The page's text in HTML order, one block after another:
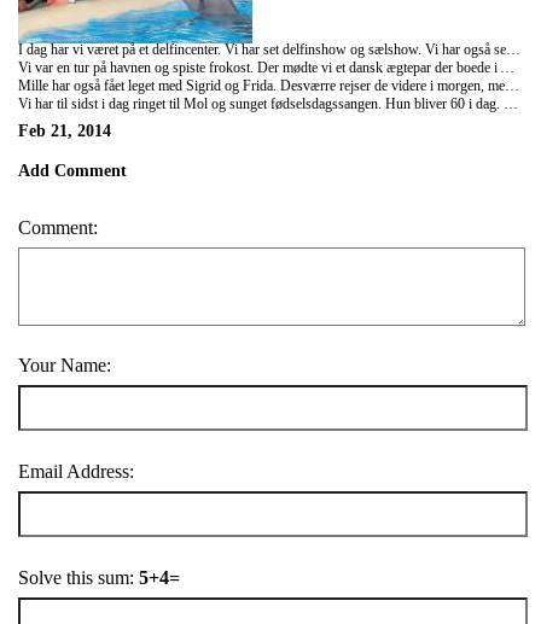
I dag har vi været på et delfincenter. Vi har set delfinshow og sælshow. Vi har også set pingviner, skildpadder, fisk og en påfugl der gik rundt midt i det hele. Vi har alle sammen fået kys på kinden af en delfin og en sæl. Så har vi også prøvet det. Under sælshowet fik Mille lov til at komme op og kaste ringe til sælen. Den tog i mod med munden og lagde dem rundt halsen på sig selv. Alt i alt var det en meget god oplevelse. Dygtige dyr og dyrepassere der havde tid til at snakke og fortælle.
Vi var en tur på havnen og spiste frokost. Der mødte vi et dansk ægtepar der boede i Australien. De viste os vej til en bager, hvor de havde rugbrød. Så aftensmaden bestod af rugbrød med spejlæg.
Mille har også fået leget med Sigrid og Frida. Desværre rejser de videre i morgen, men de har hygget sig i de dage de har været sammen.
Vi har til sidst i dag ringet til Mol og sunget fødselsdagssangen. Hun bliver 60 i dag. Vi sluttede af med fredagsslik og kortspil.
Feb 21, 2014
Add Comment
Comment:
Your Name:
Email Address:
Solve this sum: 5+4=